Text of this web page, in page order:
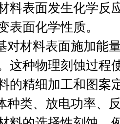
料表面发生化学反
表面化学性质。
对材料表面施加能
这种物理刻蚀过程
的精细加工和图案
种类、放电功率、